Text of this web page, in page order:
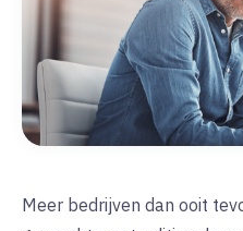
Meer bedrijven dan ooit